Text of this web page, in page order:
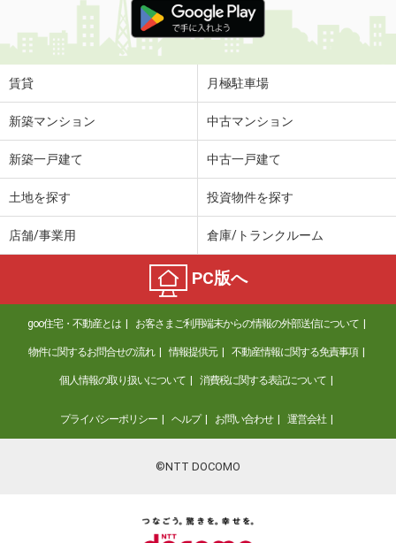
賃貸 月極駐車場
新築マンション 中古マンション
新築一戸建て 中古一戸建て
土地を探す 投資物件を探す
店舗/事業用 倉庫/トランクルーム
PC版へ
goo住宅・不動産とは お客さまご利用端末からの情報の外部送信について
物件に関するお問合せの流れ 情報提供元 不動産情報に関する免責事項
個人情報の取り扱いについて 消費税に関する表記について
プライバシーポリシー ヘルプ お問い合わせ 運営会社
©NTT DOCOMO